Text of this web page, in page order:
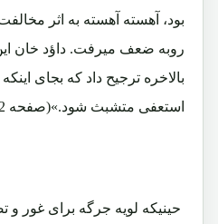
بود، آهسته آهسته به اثر
روبه ضعف میرفت. داؤد خان
بالاخره ترجیح داد که بجای
استعفی متشبث شود.»(صفحه 92 کتاب)